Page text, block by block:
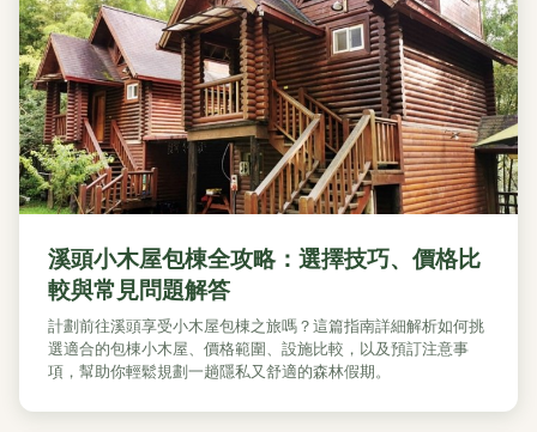
溪頭小木屋包棟全攻略：選擇技巧、價格比
較與常見問題解答
計劃前往溪頭享受小木屋包棟之旅嗎？這篇指南詳細解析如何挑
選適合的包棟小木屋、價格範圍、設施比較，以及預訂注意事
項，幫助你輕鬆規劃一趟隱私又舒適的森林假期。